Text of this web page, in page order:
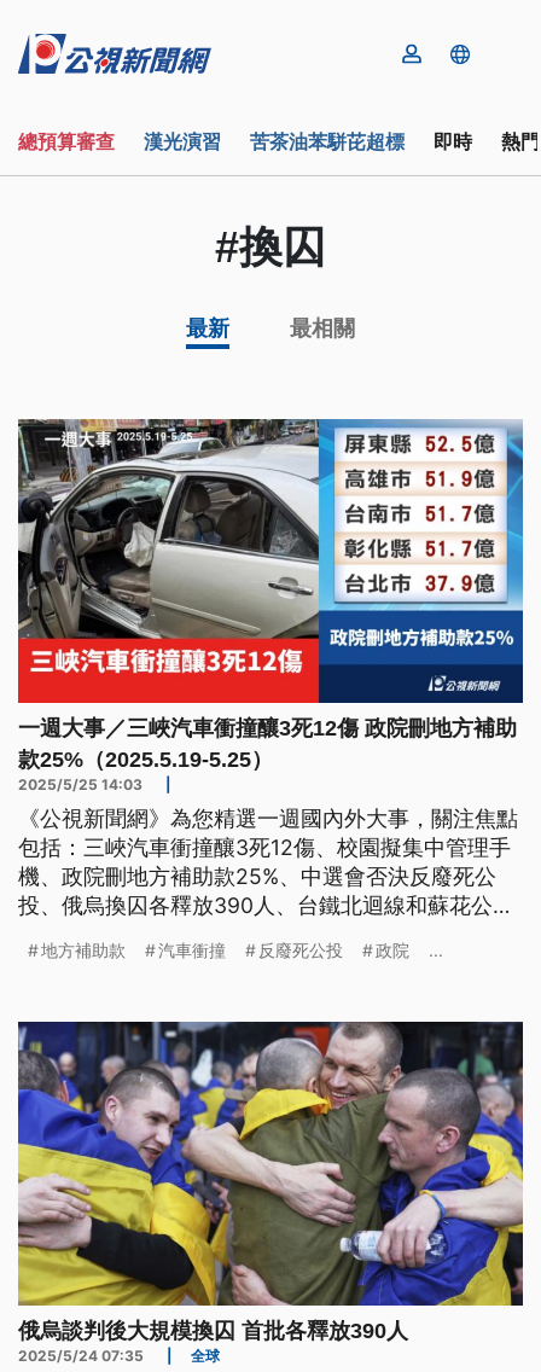
總預算審查 漢光演習 苦茶油苯駢芘超標 即時 熱
#換囚
最新 最相關
一週大事／三峽汽車衝撞釀3死12傷 政院刪地方補助
款25%（2025.5.19-5.25）
2025/5/25 14:03
《公視新聞網》為您精選一週國內外大事，關注焦點
包括：三峽汽車衝撞釀3死12傷、校園擬集中管理手
機、政院刪地方補助款25%、中選會否決反廢死公
投、俄烏換囚各釋放390人、台鐵北迴線和蘇花公路
地方補助款 汽車衝撞 反廢死公投 政院 ...
俄烏談判後大規模換囚 首批各釋放390人
2025/5/24 07:35 全球